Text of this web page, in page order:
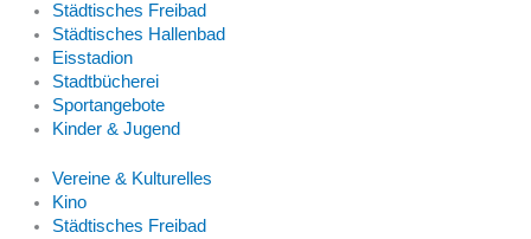
Städtisches Freibad
Städtisches Hallenbad
Eisstadion
Stadtbücherei
Sportangebote
Kinder & Jugend
Vereine & Kulturelles
Kino
Städtisches Freibad